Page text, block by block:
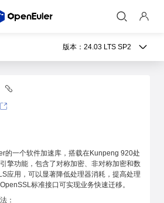
版本： 24.03 LTS SP2
的一个软件加速库，搭载在Kunpeng 920处
擎功能，包含了对称加密、非对称加密和数
应用，可以显著降低处理器消耗，提高处理
标准接口可实现业务快速迁移。
：